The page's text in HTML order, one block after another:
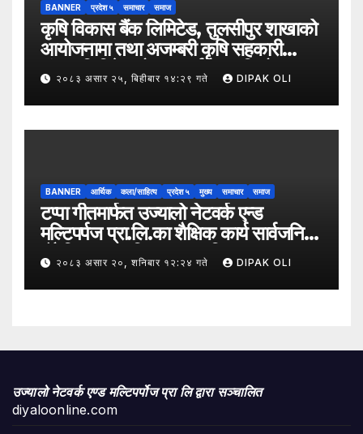
BANNER प्रदेश ५ समाचार समाज
कृषि विकास बैंक लिमिटेड, तुलसीपुर शाखाको
आयोजनामा तथा अजम्बरी कृषि सहकारी
संस्था लिमिटेडको सहकार्यमा “कृषिको
समावेशी रूपान्तरणका लागि मूल्य शृङ्खला
(VITA) कार्यक्रम अन्तर्गत तरकारी उत्पादक
किसान र व्यापारीबीच व्यवसाय विस्तार सम्बन्धी
२०८३ असार २५, बिहीबार १४:२९ गते DIPAK OLI
BANNER आर्थिक कला/साहित्य प्रदेश ५ मुख्य समाचार समाज
टप्पा गीतमार्फत उज्यालो नेटवर्क एन्ड
मल्टिपर्पज प्रा.लि.का शैक्षिक कार्य सार्वजनिक
हुँदै शिक्षा, सामाजिक उत्तरदायित्व र
सकारात्मक सन्देशलाई
२०८३ असार २०, शनिबार १२:२४ गते DIPAK OLI
उज्यालो नेटवर्क एण्ड मल्टिपर्पोज प्रा लि द्वारा सञ्चालित
diyaloonline.com